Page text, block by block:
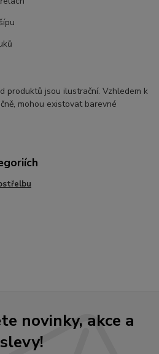
produktů jsou ilustrační. Vzhledem k
mohou existovat barevné
novinky, akce a
slevy!